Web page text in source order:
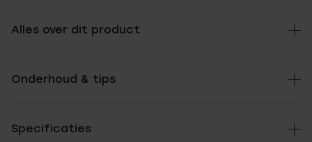
Alles over dit product
Onderhoud & tips
Specificaties